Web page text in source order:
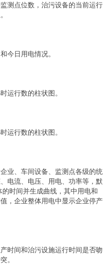
点位数，治污设备的当前运行
日用电情况。
行数的柱状图。
行数的柱状图。
、车间设备、监测点各级的统
电流、电压、用电、功率等，默
时间并生成曲线，其中用电和
，企业整体用电中显示企业停产
间和治污设施运行时间是否吻
。